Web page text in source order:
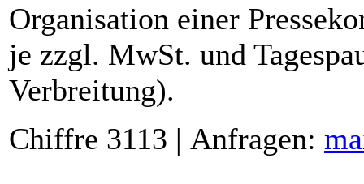
Organisation einer
je zzgl. MwSt. und
Verbreitung).
Chiffre 3113 | Anfragen: